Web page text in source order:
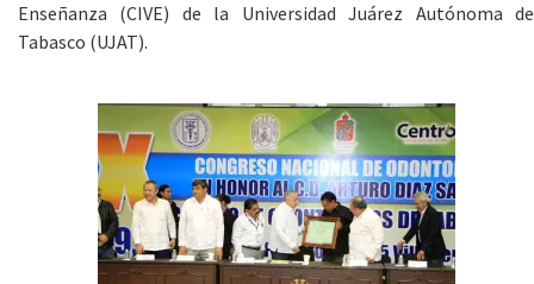
Enseñanza (CIVE) de la Universidad Juárez Autónoma de
Tabasco (UJAT).